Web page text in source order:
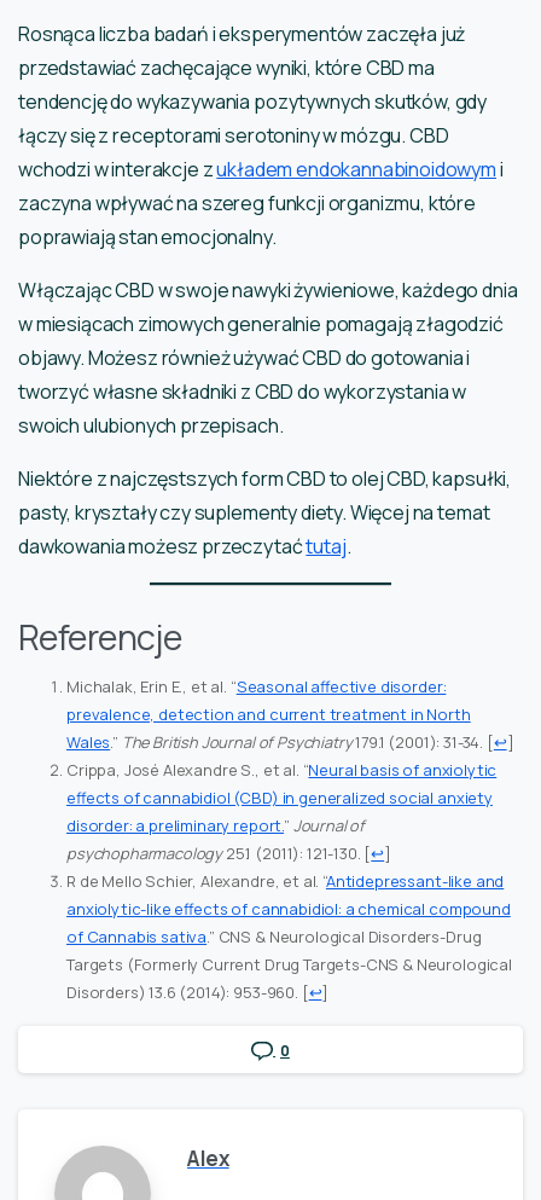
Rosnąca liczba badań i eksperymentów zaczęła już
przedstawiać zachęcające wyniki, które CBD ma
tendencję do wykazywania pozytywnych skutków, gdy
łączy się z receptorami serotoniny w mózgu. CBD
wchodzi w interakcje zukładem endokannabinoidowymi
zaczyna wpływać na szereg funkcji organizmu, które
poprawiają stan emocjonalny.
Włączając CBD w swoje nawyki żywieniowe, każdego dnia
w miesiącach zimowych generalnie pomagają złagodzić
objawy. Możesz również używać CBD do gotowania i
tworzyć własne składniki z CBD do wykorzystania w
swoich ulubionych przepisach.
Niektóre z najczęstszych form CBD to olej CBD, kapsułki,
pasty, kryształy czy suplementy diety. Więcej na temat
dawkowania możesz przeczytaćtutaj.
Referencje
Michalak, Erin E., et al. “Seasonal affective disorder:
prevalence, detection and current treatment in North
Wales.” The British Journal of Psychiatry179.1 (2001): 31-34. [↩]
Crippa, José Alexandre S., et al. “Neural basis of anxiolytic
effects of cannabidiol (CBD) in generalized social anxiety
disorder: a preliminary report.” Journal of
psychopharmacology25.1 (2011): 121-130. [↩]
R de Mello Schier, Alexandre, et al. “Antidepressant-like and
anxiolytic-like effects of cannabidiol: a chemical compound
of Cannabis sativa.” CNS & Neurological Disorders-Drug
Targets (Formerly Current Drug Targets-CNS & Neurological
Disorders) 13.6 (2014): 953-960. [↩]
0
Alex